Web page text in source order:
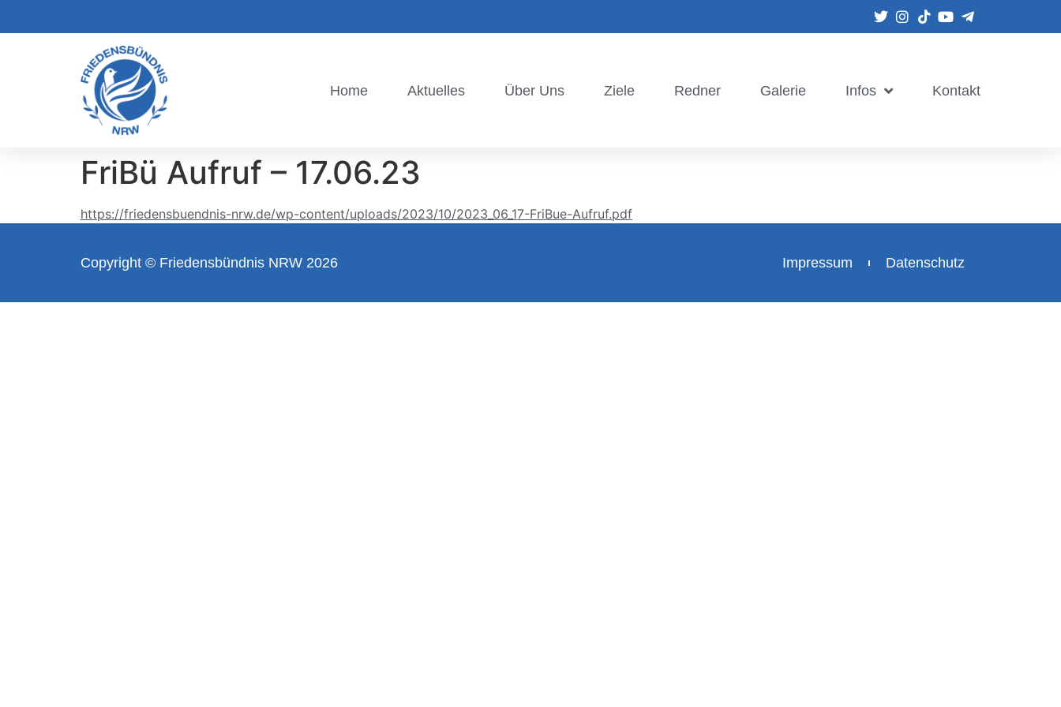
Home Aktuelles Über Uns Ziele Redner Galerie Infos Kontakt
FriBü Aufruf – 17.06.23
https://friedensbuendnis-nrw.de/wp-content/uploads/2023/10/2023_06_17-FriBue-Aufruf.pdf
Copyright © Friedensbündnis NRW 2026 Impressum Datenschutz